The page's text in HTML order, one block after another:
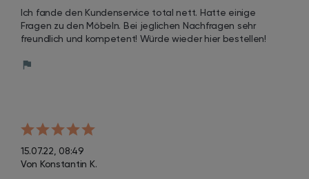
Fragen zu den Möbeln. Bei jeglichen Nachfragen sehr
freundlich und kompetent!
Ich fande den Kundenservice total nett. Hatte einige
Fragen zu den Möbeln. Bei jeglichen Nachfragen sehr
freundlich und kompetent! Würde wieder hier bestellen!
15.07.22, 08:49
Von Konstantin K.